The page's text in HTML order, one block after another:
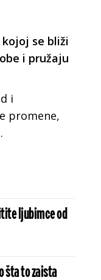
se bliži
i pružaju
i
promene,
ljubimce od
šta to zaista